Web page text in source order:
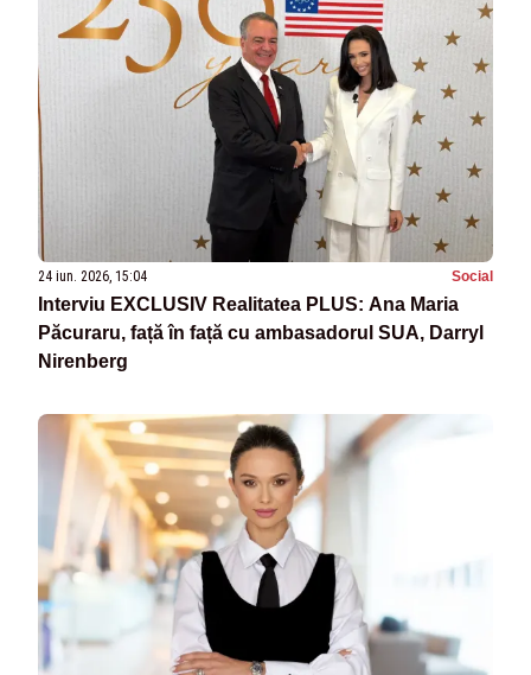
24 iun. 2026, 15:04 Social
Interviu EXCLUSIV Realitatea PLUS: Ana Maria
Păcuraru, față în față cu ambasadorul SUA, Darryl
Nirenberg